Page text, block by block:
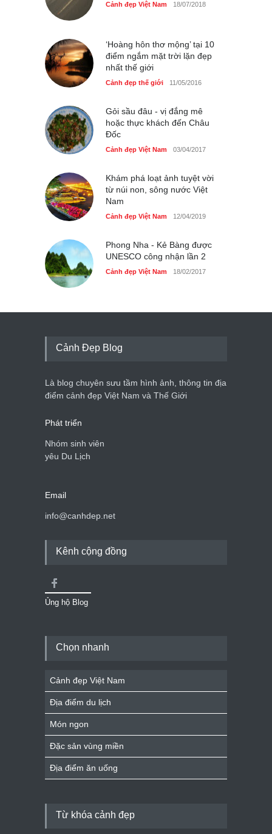
Cảnh đẹp Việt Nam 25/04/2020
Cảnh đẹp Việt Nam 18/07/2018
‘Hoàng hôn thơ mộng’ tại 10
điểm ngắm mặt trời lặn đẹp
nhất thế giới
Cảnh đẹp thế giới 11/05/2016
Gỏi sầu đâu - vị đắng mê
hoặc thực khách đến Châu
Đốc
Cảnh đẹp Việt Nam 03/04/2017
Khám phá loạt ảnh tuyệt vời
từ núi non, sông nước Việt
Nam
Cảnh đẹp Việt Nam 12/04/2019
Phong Nha - Kẻ Bàng được
UNESCO công nhận lần 2
Cảnh đẹp Việt Nam 18/02/2017
Cảnh Đẹp Blog
Là blog chuyên sưu tầm hình ảnh, thông tin địa
điểm cảnh đẹp Việt Nam và Thế Giới
Phát triển
Nhóm sinh viên
yêu Du Lịch
Email
info@canhdep.net
Kênh cộng đồng
Ủng hộ Blog
Chọn nhanh
Cảnh đẹp Việt Nam
Địa điểm du lịch
Món ngon
Đặc sản vùng miền
Địa điểm ăn uống
Từ khóa cảnh đẹp